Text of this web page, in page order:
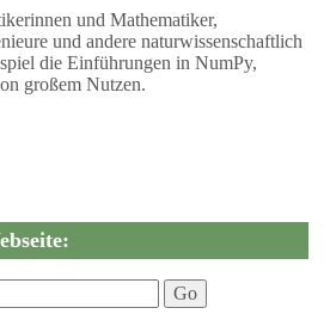
und Mathematiker,
und andere naturwissenschaftlich
die Einführungen in NumPy,
großem Nutzen.